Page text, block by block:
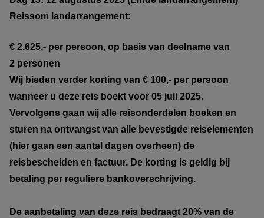
Reissom landarrangement:
€ 2.625,- per persoon, op basis van deelname van
2 personen
Wij bieden verder korting van € 100,- per persoon
wanneer u deze reis boekt voor 05 juli 2025.
Vervolgens gaan wij alle reisonderdelen boeken en
sturen na ontvangst van alle bevestigde reiselementen
(hier gaan een aantal dagen overheen) de
reisbescheiden en factuur. De korting is geldig bij
betaling per reguliere bankoverschrijving.
De aanbetaling van deze reis bedraagt 20% van de